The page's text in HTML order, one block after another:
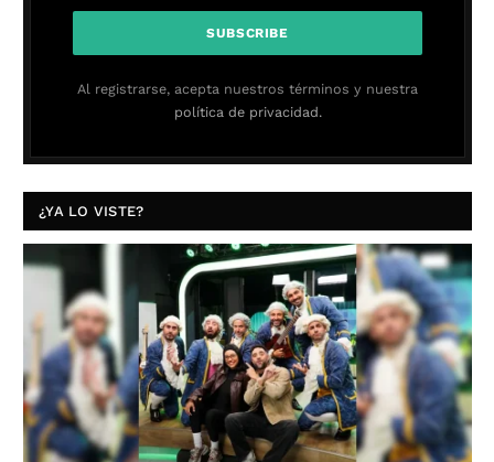
Al registrarse, acepta nuestros términos y nuestra
política de privacidad.
¿YA LO VISTE?